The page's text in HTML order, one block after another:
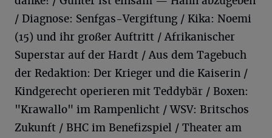
/ Diagnose: Senfgas-Vergiftung / Kika: Noemi
(15) und ihr großer Auftritt / Afrikanischer
Superstar auf der Hardt / Aus dem Tagebuch
der Redaktion: Der Krieger und die Kaiserin /
Kindgerecht operieren mit Teddybär / Boxen:
"Krawallo" im Rampenlicht / WSV: Britschos
Zukunft / BHC im Benefizspiel / Theater am